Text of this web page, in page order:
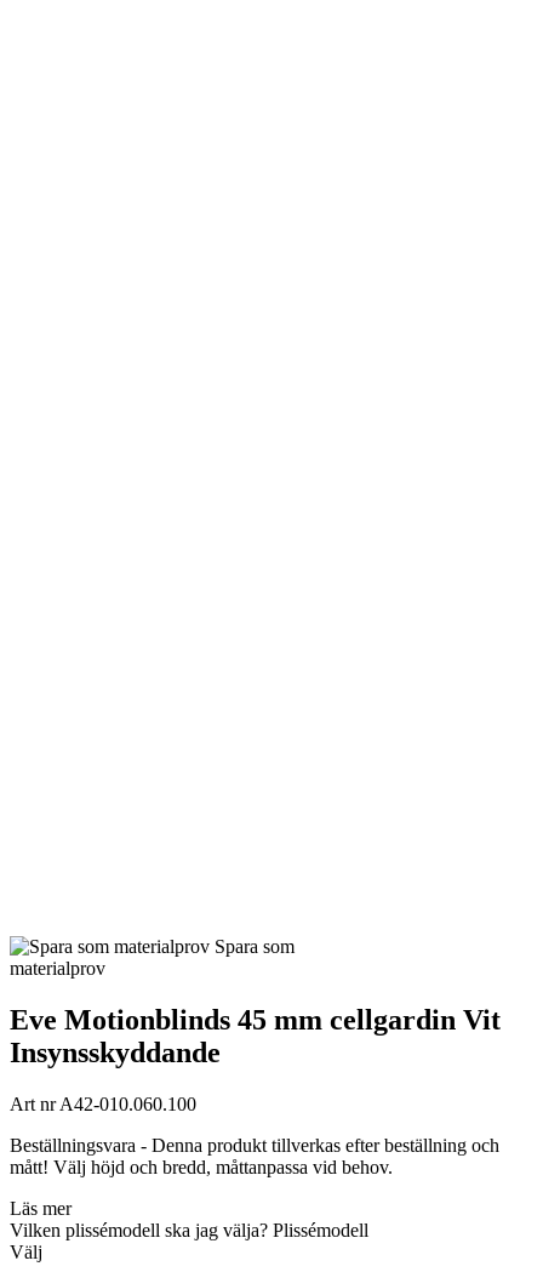
Spara som
materialprov
Eve Motionblinds 45 mm cellgardin Vit
Insynsskyddande
Art nrA42-010.060.100
Beställningsvara - Denna produkt tillverkas efter beställning och
mått! Välj höjd och bredd, måttanpassa vid behov.
Läs mer
Vilken plissémodell ska jag välja? Plissémodell
Välj